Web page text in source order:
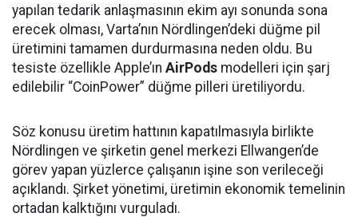
yapılan tedarik anlaşmasının ekim ayı sonunda sona
erecek olması, Varta’nın Nördlingen’deki düğme pil
üretimini tamamen durdurmasına neden oldu. Bu
tesiste özellikle Apple’ın AirPods modelleri için şarj
edilebilir “CoinPower” düğme pilleri üretiliyordu.
Söz konusu üretim hattının kapatılmasıyla birlikte
Nördlingen ve şirketin genel merkezi Ellwangen’de
görev yapan yüzlerce çalışanın işine son verileceği
açıklandı. Şirket yönetimi, üretimin ekonomik temelinin
ortadan kalktığını vurguladı.